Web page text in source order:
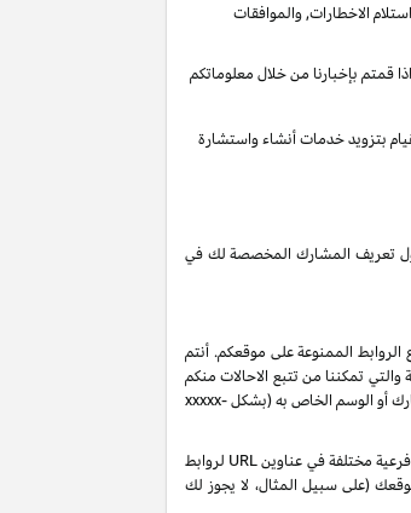
الاخطارات, والموافقات
قمتم بإخبارنا من خلال معلوماتكم
بتزويد خدمات أنشاء واستشارة
تعريف المشارك المخصصة لك في
الممنوعة على موقعكم. أنتم
تمكننا من تتبع الاحالات منكم
أو الوسم الخاص به (بشكلxxxxx-
بناءً على طلبك، ولكن رهناً بموافقتنا، قد نصدر لك تعريفات شركاء إضافية من نوع "sub-tag" والتي تتيح لك مراقبة وتحسين أداء روابطك الخاصة من خلال تضمين علامات فرعية مختلفة في عناوين URL لروابط
(على سبيل المثال، لا يجوز لك